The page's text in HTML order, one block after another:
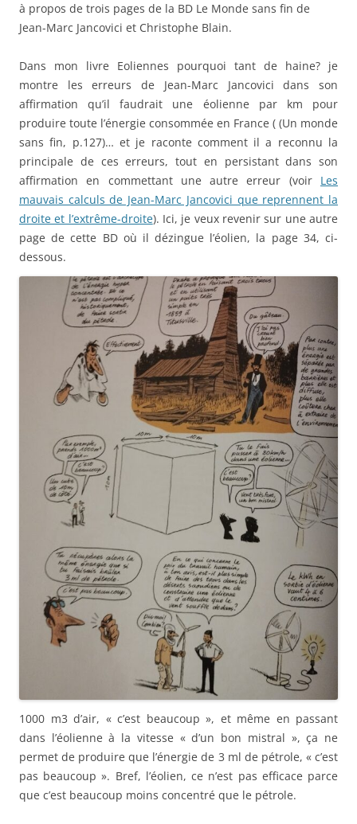
à propos de trois pages de la BD Le Monde sans fin de
Jean-Marc Jancovici et Christophe Blain.
Dans mon livre Eoliennes pourquoi tant de haine? je
montre les erreurs de Jean-Marc Jancovici dans son
affirmation qu’il faudrait une éolienne par km pour
produire toute l’énergie consommée en France ( (Un monde
sans fin, p.127)… et je raconte comment il a reconnu la
principale de ces erreurs, tout en persistant dans son
affirmation en commettant une autre erreur (voir Les
mauvais calculs de Jean-Marc Jancovici que reprennent la
droite et l’extrême-droite). Ici, je veux revenir sur une autre
page de cette BD où il dézingue l’éolien, la page 34, ci-
dessous.
1000 m3 d’air, « c’est beaucoup », et même en passant
dans l’éolienne à la vitesse « d’un bon mistral », ça ne
permet de produire que l’énergie de 3 ml de pétrole, « c’est
pas beaucoup ». Bref, l’éolien, ce n’est pas efficace parce
que c’est beaucoup moins concentré que le pétrole.